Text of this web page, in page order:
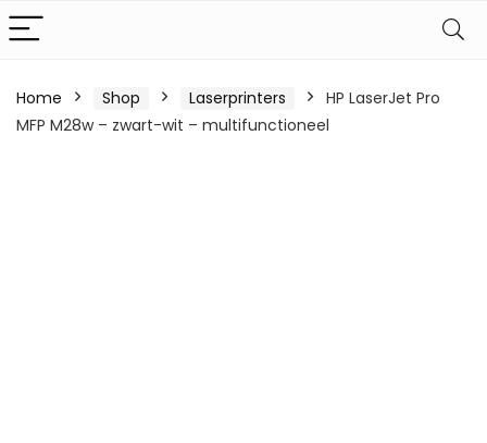
Home Shop Laserprinters
HP LaserJet Pro
MFP M28w – zwart-wit – multifunctioneel